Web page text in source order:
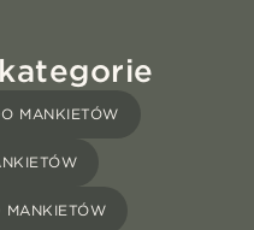
MANKIETÓW
MANKIETÓW